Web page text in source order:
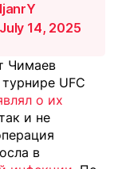
July 14, 2025
Чимаев
UFC
о их
и не
в